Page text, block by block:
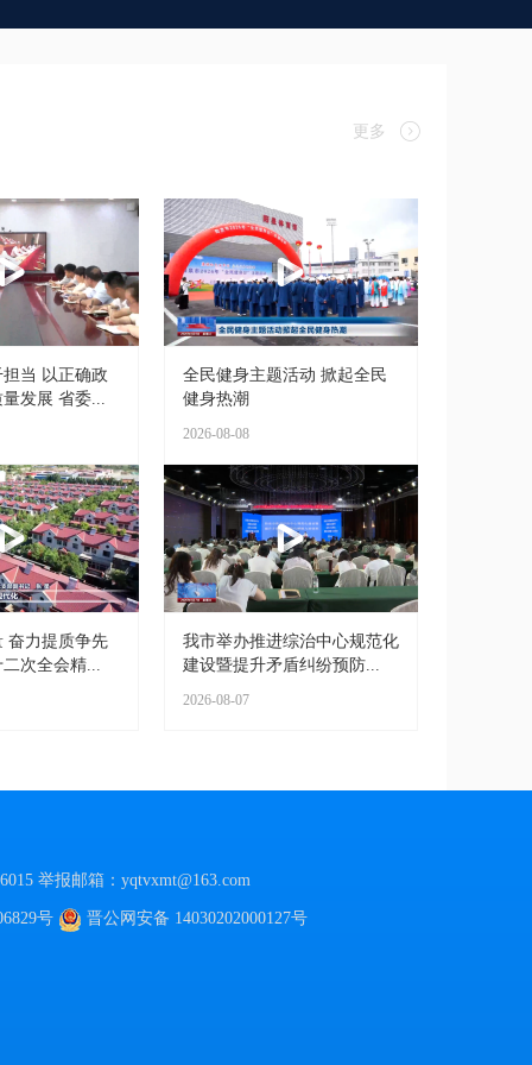
更多
当 以正确政
发展 省委...
全民健身主题活动 掀起全民
健身热潮
2026-08-08
奋力提质争先
次全会精...
我市举办推进综治中心规范化
建设暨提升矛盾纠纷预防...
2026-08-07
举报邮箱：yqtvxmt@163.com
号 晋公网安备 14030202000127号